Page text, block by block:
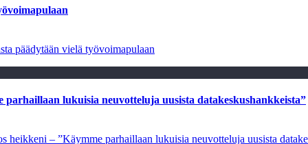
päädytään vielä työvoimapulaan
lukuisia neuvotteluja uusista datakeskushankkeista”
– ”Käymme parhaillaan lukuisia neuvotteluja uusista